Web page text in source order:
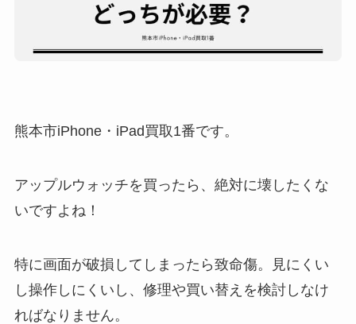
熊本市iPhone・iPad買取1番です。
アップルウォッチを買ったら、絶対に壊したくな
いですよね！
特に画面が破損してしまったら致命傷。見にくい
し操作しにくいし、修理や買い替えを検討しなけ
ればなりません。